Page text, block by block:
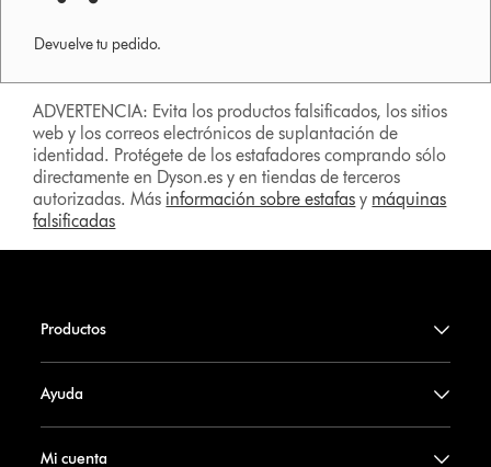
Devuelve tu pedido.
ADVERTENCIA: Evita los productos falsificados, los sitios
web y los correos electrónicos de suplantación de
identidad. Protégete de los estafadores comprando sólo
directamente en Dyson.es y en tiendas de terceros
autorizadas. Más información sobre estafas y máquinas
falsificadas
Productos
Ayuda
Mi cuenta